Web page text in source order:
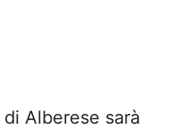
Alberese sarà